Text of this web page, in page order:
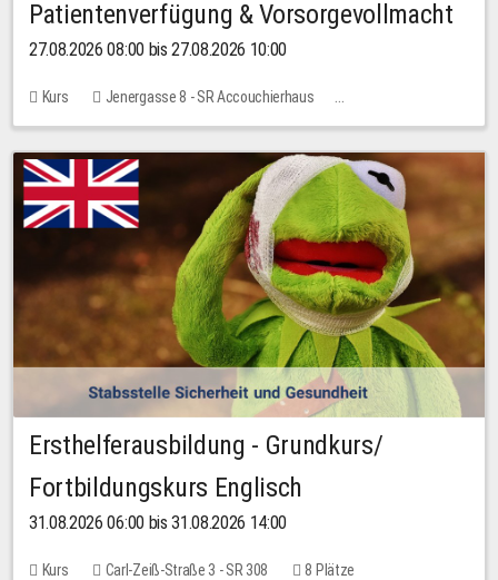
Patientenverfügung & Vorsorgevollmacht
27.08.2026 08:00 bis 27.08.2026 10:00
Kurs
Jenergasse 8 - SR Accouchierhaus
Keine freien Plätze
Ersthelferausbildung - Grundkurs/
Fortbildungskurs Englisch
31.08.2026 06:00 bis 31.08.2026 14:00
Kurs Carl-Zeiß-Straße 3 - SR 308 8 Plätze